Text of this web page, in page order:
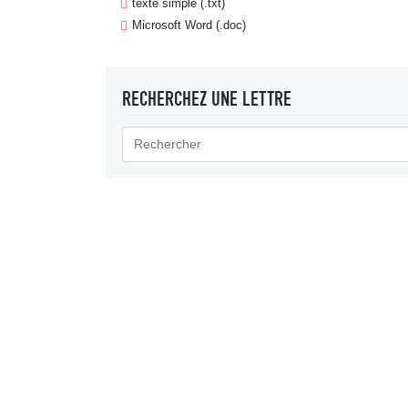
texte simple (.txt)
Microsoft Word (.doc)
RECHERCHEZ UNE LETTRE